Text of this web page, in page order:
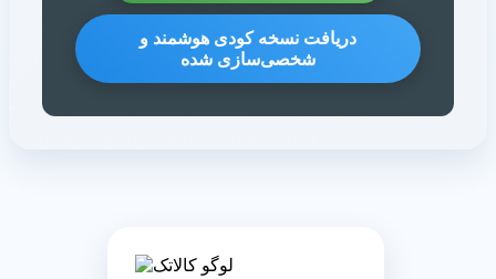
دریافت نسخه کودی هوشمند و
شخصی‌سازی شده